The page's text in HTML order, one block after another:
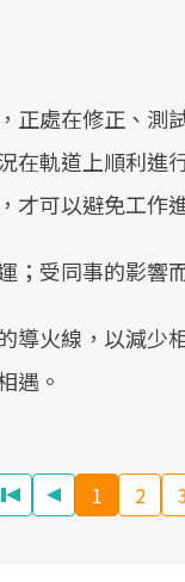
正處在修正、測
在軌道上順利進
才可以避免工作
；受同事的影響
導火線，以減少
遇。
1 2